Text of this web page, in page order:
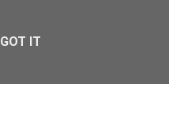
GOT IT